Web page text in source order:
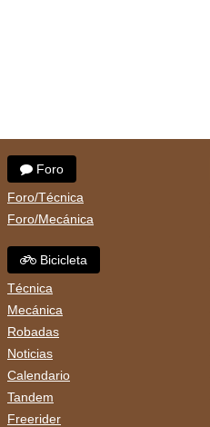
Foro
Foro/Técnica
Foro/Mecánica
Bicicleta
Técnica
Mecánica
Robadas
Noticias
Calendario
Tandem
Freerider